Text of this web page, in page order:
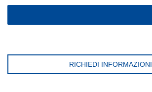
RICHIEDI INFORMAZIONI